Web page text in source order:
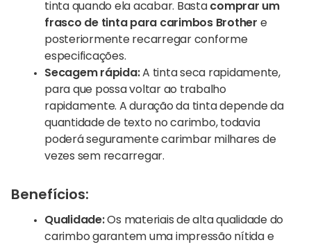
tinta quando ela acabar. Basta comprar um
frasco de tinta para carimbos Brother e
posteriormente recarregar conforme
especificações.
Secagem rápida:A tinta seca rapidamente,
para que possa voltar ao trabalho
rapidamente. A duração da tinta depende da
quantidade de texto no carimbo, todavia
poderá seguramente carimbar milhares de
vezes sem recarregar.
Benefícios:
Qualidade:Os materiais de alta qualidade do
carimbo garantem uma impressão nítida e